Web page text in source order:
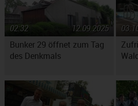
Bunker 29 öffnet zum Tag
des Denkmals
12.09.2025
02:32